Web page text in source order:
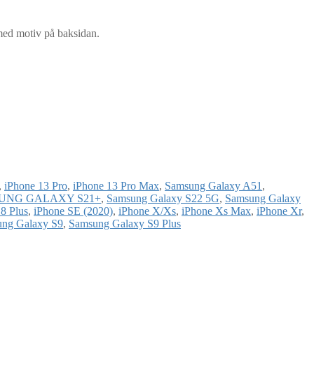
motiv på baksidan.
, iPhone 13 Pro, iPhone 13 Pro Max, Samsung Galaxy A51 ,
GALAXY S21+, Samsung Galaxy S22 5G, Samsung Galaxy
Plus, iPhone SE (2020), iPhone X/Xs, iPhone Xs Max, iPhone Xr,
Galaxy S9, Samsung Galaxy S9 Plus